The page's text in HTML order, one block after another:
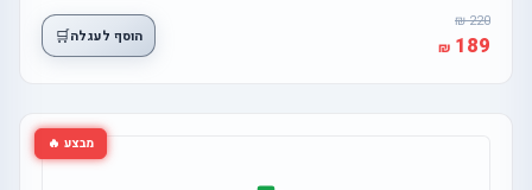
220
189 הוסף לעגלה🛒
מבצע 🔥